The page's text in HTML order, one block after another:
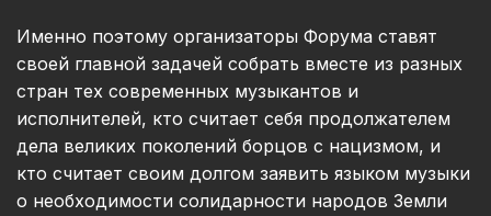
Именно поэтому организаторы Форума ставят
своей главной задачей собрать вместе из разных
стран тех современных музыкантов и
исполнителей, кто считает себя продолжателем
дела великих поколений борцов с нацизмом, и
кто считает своим долгом заявить языком музыки
о необходимости солидарности народов Земли